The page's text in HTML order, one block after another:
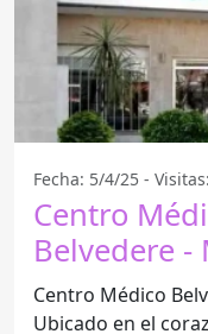
Fecha: 5/4/25 -
Centro
Belvedere -
Centro Médico
Ubicado en el